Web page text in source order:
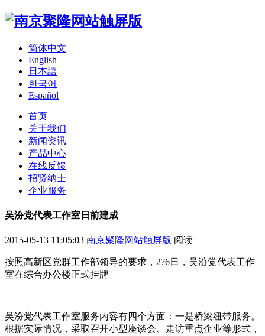
简体中文
English
日本語
한국어
Español
首页
关于我们
新闻资讯
产品中心
在线反馈
招贤纳士
企业服务
吴汾党代表工作室日前建成
2015-05-13 11:05:03 南京聚隆网站触屏版 阅读
按照高新区党群工作部领导的要求，2?6日，吴汾党代表工作
室在综合办公楼正式挂牌
吴汾党代表工作室服务内容有四个方面：一是桥梁纽带服务。
根据实际情况，采取召开小型座谈会、走访重点企业等形式，